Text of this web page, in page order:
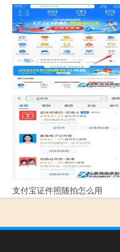
中国联通手机营业厅销户操作
指引
支付宝怎么拍违章挣钱？
支付宝证件照随拍怎么用